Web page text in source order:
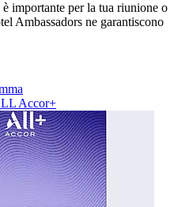
importante per la tua riunione o
Ambassadors ne garantiscono
Accor+